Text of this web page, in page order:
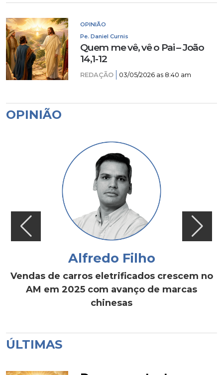
OPINIÃO
Pe. Daniel Curnis
Quem me vê, vê o Pai – João
14,1-12
REDAÇÃO 03/05/2026 as 8:40 am
OPINIÃO
Alfredo Filho
Vendas de carros eletrificados crescem no
AM em 2025 com avanço de marcas
chinesas
ÚLTIMAS